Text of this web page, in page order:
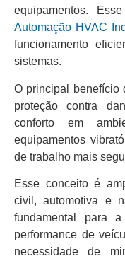
equipamentos.
Automação HVAC
funcionamento
sistemas.
O principal benefício
proteção contra
conforto em
equipamentos
de trabalho mais
Esse conceito é
civil, automotiva e
fundamental para
performance de
necessidade de